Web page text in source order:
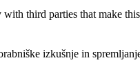
third parties that make
izkušnje in